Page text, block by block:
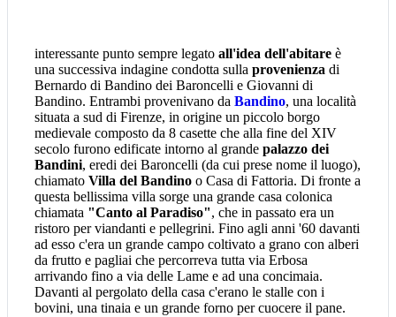
interessante punto sempre legato all'idea dell'abitare è
una successiva indagine condotta sulla provenienza di
Bernardo di Bandino dei Baroncelli e Giovanni di
Bandino. Entrambi provenivano da Bandino, una località
situata a sud di Firenze, in origine un piccolo borgo
medievale composto da 8 casette che alla fine del XIV
secolo furono edificate intorno al grande palazzo dei
Bandini, eredi dei Baroncelli (da cui prese nome il luogo),
chiamato Villa del Bandino o Casa di Fattoria. Di fronte a
questa bellissima villa sorge una grande casa colonica
chiamata "Canto al Paradiso", che in passato era un
ristoro per viandanti e pellegrini. Fino agli anni '60 davanti
ad esso c'era un grande campo coltivato a grano con alberi
da frutto e pagliai che percorreva tutta via Erbosa
arrivando fino a via delle Lame e ad una concimaia.
Davanti al pergolato della casa c'erano le stalle con i
bovini, una tinaia e un grande forno per cuocere il pane.